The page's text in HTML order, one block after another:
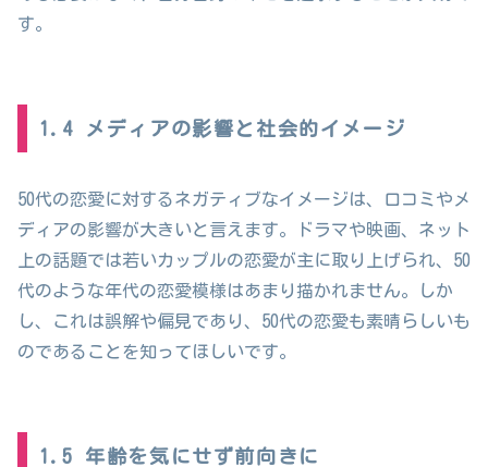
す。
1.4 メディアの影響と社会的イメージ
50代の恋愛に対するネガティブなイメージは、口コミやメ
ディアの影響が大きいと言えます。ドラマや映画、ネット
上の話題では若いカップルの恋愛が主に取り上げられ、50
代のような年代の恋愛模様はあまり描かれません。しか
し、これは誤解や偏見であり、50代の恋愛も素晴らしいも
のであることを知ってほしいです。
1.5 年齢を気にせず前向きに